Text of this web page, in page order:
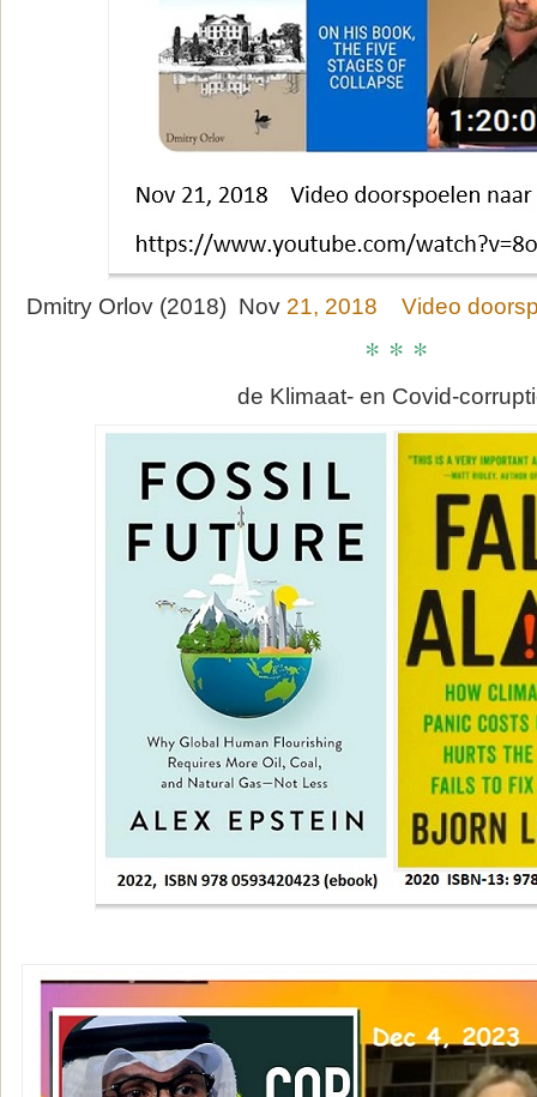
Dmitry Orlov (2018) Nov21, 2018 Video
* * *
de Klimaat- en Covid-